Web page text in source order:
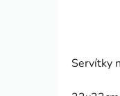
Servítky